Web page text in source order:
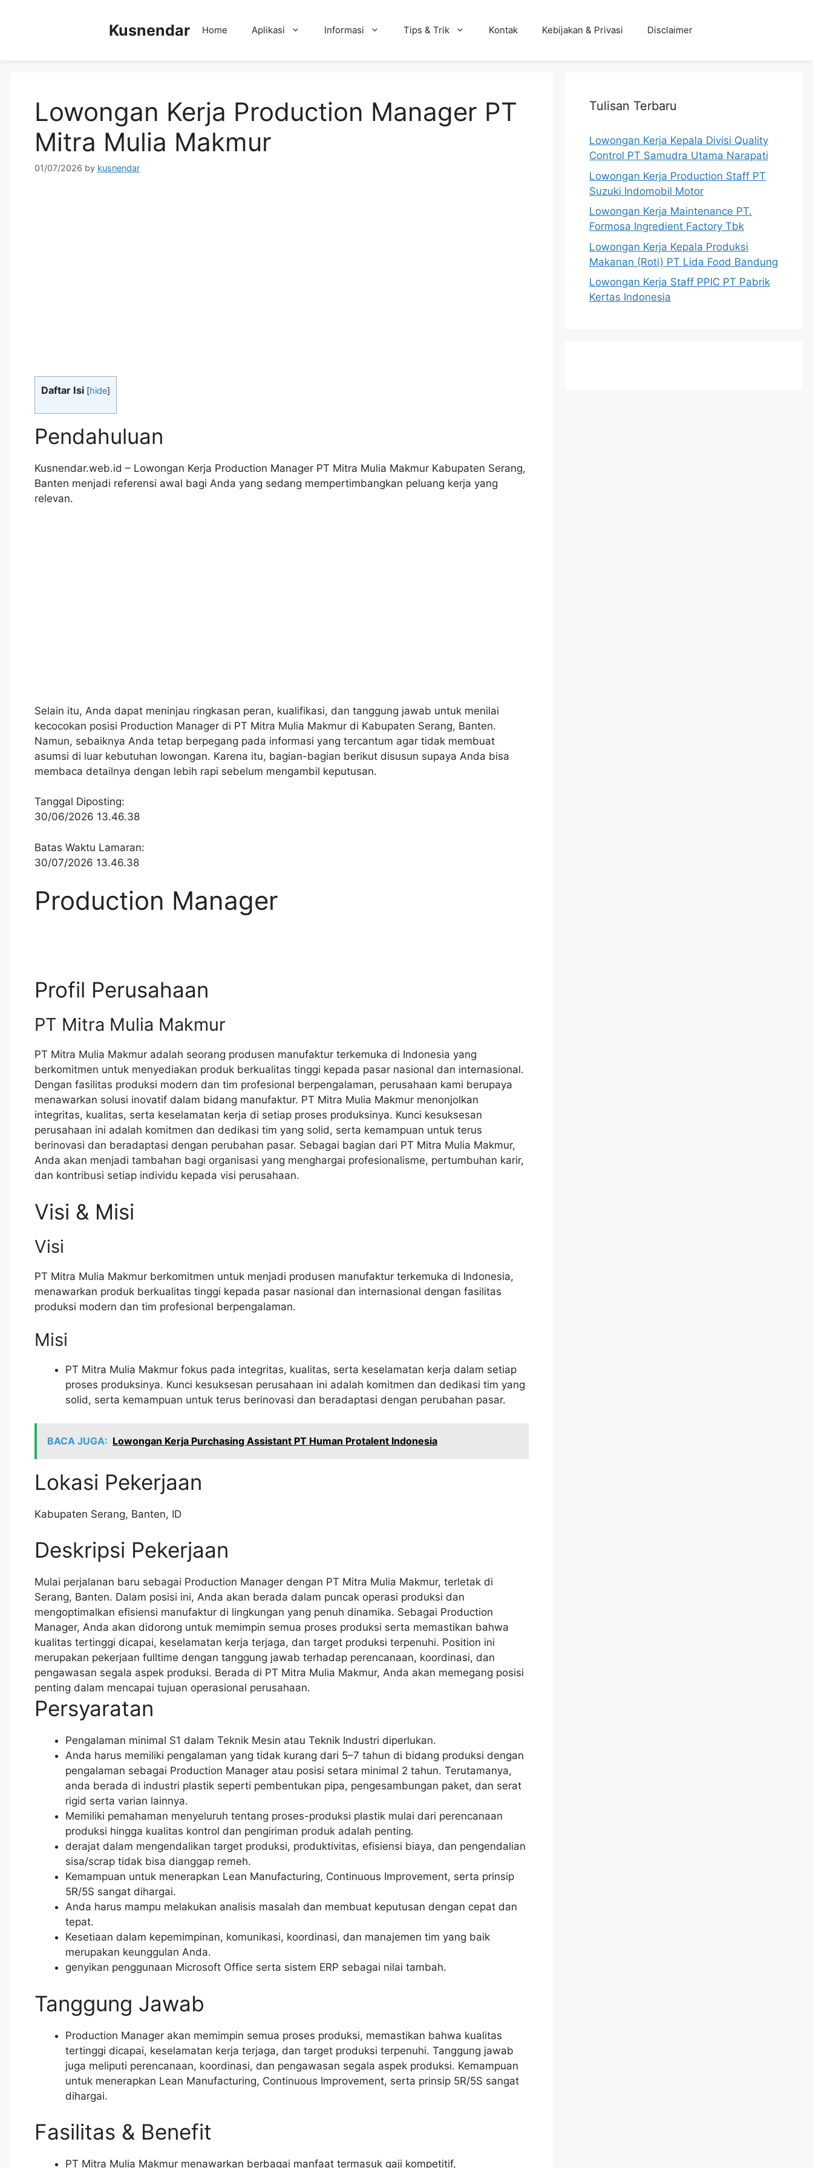
Kusnendar Home Aplikasi Informasi Tips & Trik Kontak Kebijakan & Privasi Disclaimer
Lowongan Kerja Production Manager PT
Mitra Mulia Makmur
01/07/2026 by kusnendar
Daftar Isi [hide]
Pendahuluan
Kusnendar.web.id – Lowongan Kerja Production Manager PT Mitra Mulia Makmur Kabupaten Serang,
Banten menjadi referensi awal bagi Anda yang sedang mempertimbangkan peluang kerja yang
relevan.
Selain itu, Anda dapat meninjau ringkasan peran, kualifikasi, dan tanggung jawab untuk menilai
kecocokan posisi Production Manager di PT Mitra Mulia Makmur di Kabupaten Serang, Banten.
Namun, sebaiknya Anda tetap berpegang pada informasi yang tercantum agar tidak membuat
asumsi di luar kebutuhan lowongan. Karena itu, bagian-bagian berikut disusun supaya Anda bisa
membaca detailnya dengan lebih rapi sebelum mengambil keputusan.
Tanggal Diposting:
30/06/2026 13.46.38
Batas Waktu Lamaran:
30/07/2026 13.46.38
Production Manager
Profil Perusahaan
PT Mitra Mulia Makmur
PT Mitra Mulia Makmur adalah seorang produsen manufaktur terkemuka di Indonesia yang
berkomitmen untuk menyediakan produk berkualitas tinggi kepada pasar nasional dan internasional.
Dengan fasilitas produksi modern dan tim profesional berpengalaman, perusahaan kami berupaya
menawarkan solusi inovatif dalam bidang manufaktur. PT Mitra Mulia Makmur menonjolkan
integritas, kualitas, serta keselamatan kerja di setiap proses produksinya. Kunci kesuksesan
perusahaan ini adalah komitmen dan dedikasi tim yang solid, serta kemampuan untuk terus
berinovasi dan beradaptasi dengan perubahan pasar. Sebagai bagian dari PT Mitra Mulia Makmur,
Anda akan menjadi tambahan bagi organisasi yang menghargai profesionalisme, pertumbuhan karir,
dan kontribusi setiap individu kepada visi perusahaan.
Visi & Misi
Visi
PT Mitra Mulia Makmur berkomitmen untuk menjadi produsen manufaktur terkemuka di Indonesia,
menawarkan produk berkualitas tinggi kepada pasar nasional dan internasional dengan fasilitas
produksi modern dan tim profesional berpengalaman.
Misi
PT Mitra Mulia Makmur fokus pada integritas, kualitas, serta keselamatan kerja dalam setiap
proses produksinya. Kunci kesuksesan perusahaan ini adalah komitmen dan dedikasi tim yang
solid, serta kemampuan untuk terus berinovasi dan beradaptasi dengan perubahan pasar.
BACA JUGA: Lowongan Kerja Purchasing Assistant PT Human Protalent Indonesia
Lokasi Pekerjaan
Kabupaten Serang, Banten, ID
Deskripsi Pekerjaan
Mulai perjalanan baru sebagai Production Manager dengan PT Mitra Mulia Makmur, terletak di
Serang, Banten. Dalam posisi ini, Anda akan berada dalam puncak operasi produksi dan
mengoptimalkan efisiensi manufaktur di lingkungan yang penuh dinamika. Sebagai Production
Manager, Anda akan didorong untuk memimpin semua proses produksi serta memastikan bahwa
kualitas tertinggi dicapai, keselamatan kerja terjaga, dan target produksi terpenuhi. Position ini
merupakan pekerjaan fulltime dengan tanggung jawab terhadap perencanaan, koordinasi, dan
pengawasan segala aspek produksi. Berada di PT Mitra Mulia Makmur, Anda akan memegang posisi
penting dalam mencapai tujuan operasional perusahaan.
Persyaratan
Pengalaman minimal S1 dalam Teknik Mesin atau Teknik Industri diperlukan.
Anda harus memiliki pengalaman yang tidak kurang dari 5–7 tahun di bidang produksi dengan
pengalaman sebagai Production Manager atau posisi setara minimal 2 tahun. Terutamanya,
anda berada di industri plastik seperti pembentukan pipa, pengesambungan paket, dan serat
rigid serta varian lainnya.
Memiliki pemahaman menyeluruh tentang proses-produksi plastik mulai dari perencanaan
produksi hingga kualitas kontrol dan pengiriman produk adalah penting.
derajat dalam mengendalikan target produksi, produktivitas, efisiensi biaya, dan pengendalian
sisa/scrap tidak bisa dianggap remeh.
Kemampuan untuk menerapkan Lean Manufacturing, Continuous Improvement, serta prinsip
5R/5S sangat dihargai.
Anda harus mampu melakukan analisis masalah dan membuat keputusan dengan cepat dan
tepat.
Kesetiaan dalam kepemimpinan, komunikasi, koordinasi, dan manajemen tim yang baik
merupakan keunggulan Anda.
genyikan penggunaan Microsoft Office serta sistem ERP sebagai nilai tambah.
Tanggung Jawab
Production Manager akan memimpin semua proses produksi, memastikan bahwa kualitas
tertinggi dicapai, keselamatan kerja terjaga, dan target produksi terpenuhi. Tanggung jawab
juga meliputi perencanaan, koordinasi, dan pengawasan segala aspek produksi. Kemampuan
untuk menerapkan Lean Manufacturing, Continuous Improvement, serta prinsip 5R/5S sangat
dihargai.
Fasilitas & Benefit
PT Mitra Mulia Makmur menawarkan berbagai manfaat termasuk gaji kompetitif,
Tulisan Terbaru
Lowongan Kerja Kepala Divisi Quality
Control PT Samudra Utama Narapati
Lowongan Kerja Production Staff PT
Suzuki Indomobil Motor
Lowongan Kerja Maintenance PT.
Formosa Ingredient Factory Tbk
Lowongan Kerja Kepala Produksi
Makanan (Roti) PT Lida Food Bandung
Lowongan Kerja Staff PPIC PT Pabrik
Kertas Indonesia